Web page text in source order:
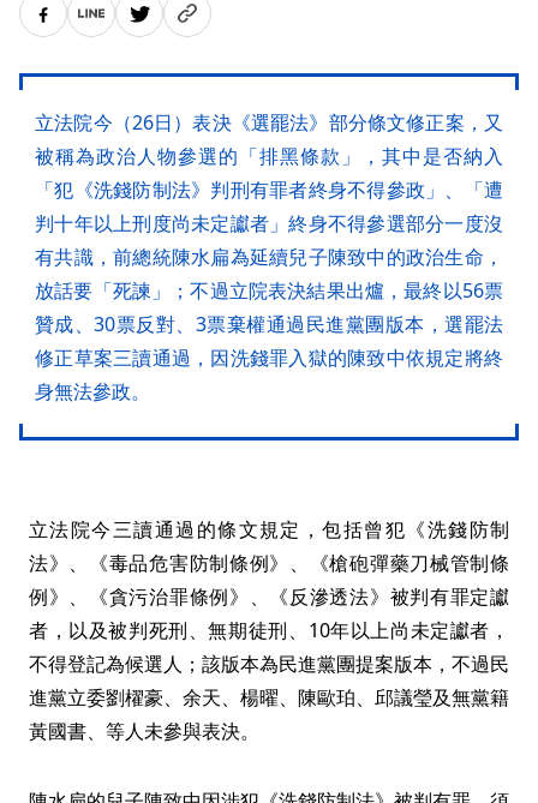
立法院今（26日）表決《選罷法》部分條文修正案，又
被稱為政治人物參選的「排黑條款」，其中是否納入
「犯《洗錢防制法》判刑有罪者終身不得參政」、「遭
判十年以上刑度尚未定讞者」終身不得參選部分一度沒
有共識，前總統陳水扁為延續兒子陳致中的政治生命，
放話要「死諫」；不過立院表決結果出爐，最終以56票
贊成、30票反對、3票棄權通過民進黨團版本，選罷法
修正草案三讀通過，因洗錢罪入獄的陳致中依規定將終
身無法參政。
立法院今三讀通過的條文規定，包括曾犯《洗錢防制
法》、《毒品危害防制條例》、《槍砲彈藥刀械管制條
例》、《貪污治罪條例》、《反滲透法》被判有罪定讞
者，以及被判死刑、無期徒刑、10年以上尚未定讞者，
不得登記為候選人；該版本為民進黨團提案版本，不過民
進黨立委劉櫂豪、余天、楊曜、陳歐珀、邱議瑩及無黨籍
黃國書、等人未參與表決。